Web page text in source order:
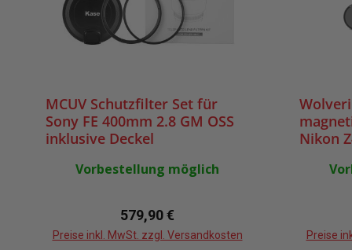
MCUV Schutzfilter Set für
Sony FE 400mm 2.8 GM OSS
inklusive Deckel
Vorbestellung möglich
Regulärer Preis:
579,90 €
Preise inkl. MwSt. zzgl. Versandkosten
Nikon
Halter
Preise